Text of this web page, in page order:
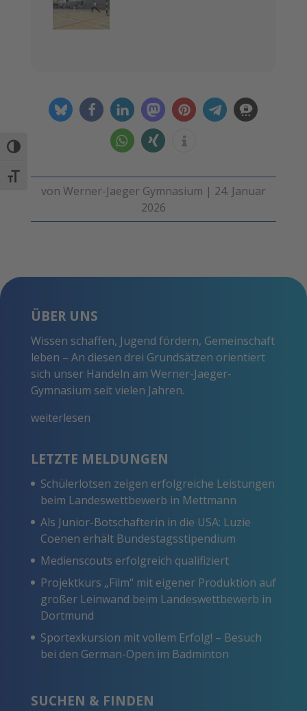
Umschalten auf hohe Kontraste
Schrift vergrößern
von Werner-Jaeger Gymnasium | 24. Januar
2026
ÜBER UNS
Wissen schaffen, Jugend fördern, Gemeinschaft
leben – An diesen drei Grundsätzen orientiert
sich unser Handeln am Werner-Jaeger-
Gymnasium seit vielen Jahren.
weiterlesen
LETZTE MELDUNGEN
Schülerlotsen zeigen erfolgreiche Leistungen
beim Landeswettbewerb in Mettmann
Als Junior-Botschafterin in die USA: Luzie
Coenen erhält Bundestagsstipendium
Medienscouts erfolgreich qualifiziert
Projektkurs „Film“ mit eigener Produktion auf
großer Leinwand beim Landeswettbewerb in
Dortmund
Sportexkursion mit vollem Erfolg! – Besuch
bei den German-Open im Badminton
SUCHEN & FINDEN